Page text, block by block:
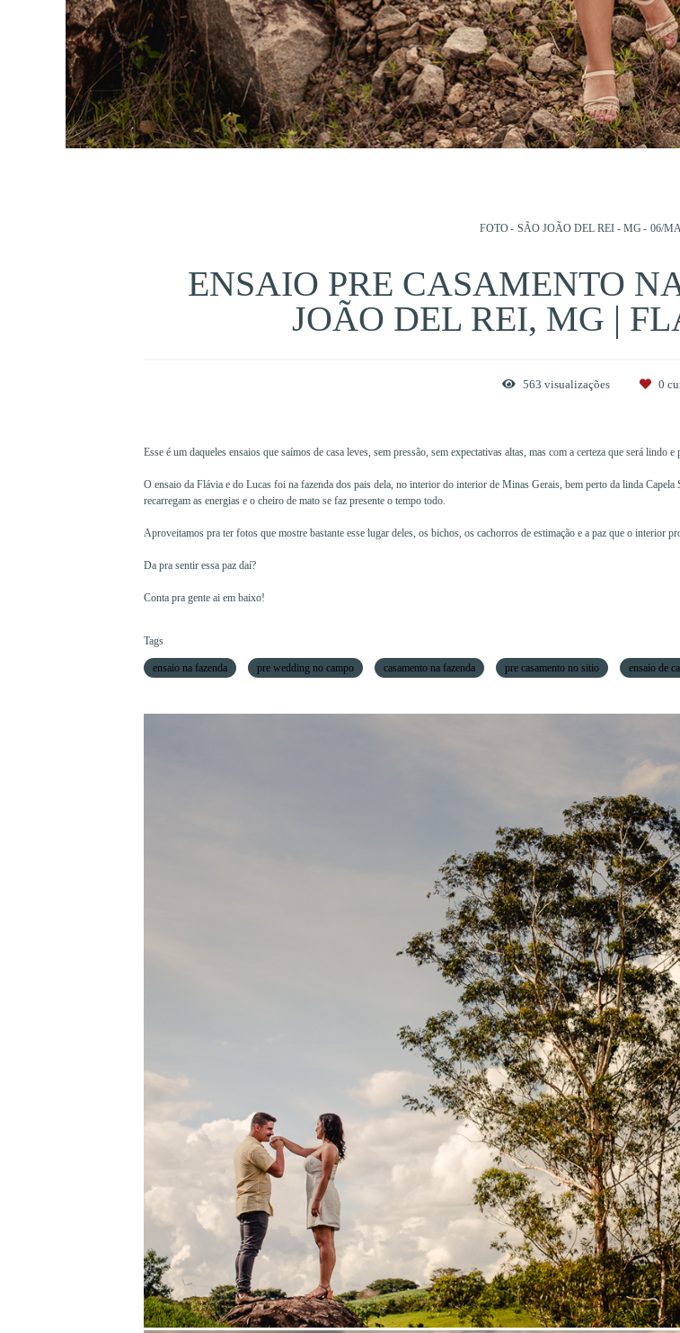
FOTO SÃO JOÃO DEL REI - MG 06/
ENSAIO PRE CASAMENTO
JOÃO DEL REI, MG |
563 visualizações 0
Esse é um daqueles ensaios que saímos de casa leves, sem pressão, sem expectativas altas, mas com a certeza que será lindo
O ensaio da Flávia e do Lucas foi na fazenda dos pais dela, no interior do interior de Minas Gerais, bem perto da linda
recarregam as energias e o cheiro de mato se faz presente o tempo todo.
Aproveitamos pra ter fotos que mostre bastante esse lugar deles, os bichos, os cachorros de estimação e a paz que o interior
Da pra sentir essa paz daí?
Conta pra gente ai em baixo!
Tags
ensaio na fazenda pre wedding no campo casamento na fazenda pre casamento no sitio ensaio de